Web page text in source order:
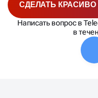
СДЕЛАТЬ КРАСИВО
Написать вопрос в
в